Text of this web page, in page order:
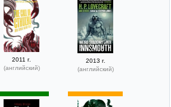
2011 г.
(английский)
2013 г.
(английский)